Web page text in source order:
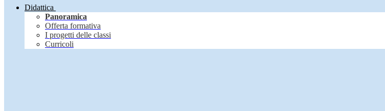
Didattica
Panoramica
Offerta formativa
I progetti delle classi
Curricoli